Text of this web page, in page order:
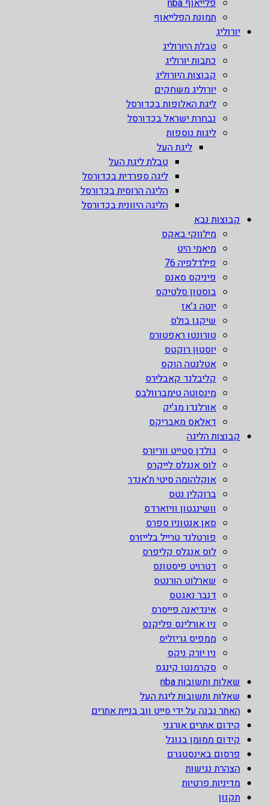
פלייאוף nba
תמונת הפלייאוף
יורוליג
טבלת היורוליג
כתבות יורוליג
קבוצות היורוליג
יורוליג משחקים
ליגת האלופות בכדורסל
נבחרת ישראל בכדורסל
ליגות נוספות
ליגת העל
טבלת ליגת העל
ליגה ספרדית בכדורסל
הליגה הרוסית בכדורסל
הליגה היוונית בכדורסל
קבוצות נבא
מילווקי באקס
מיאמי היט
פילדלפיה 76
פיניקס סאנס
בוסטון סלטיקס
יוטה ג’אז
שיקגו בולס
טורונטו ראפטורס
יוסטון רוקטס
אטלנטה הוקס
קליבלנד קאבלירס
מינסוטה טימברוולבס
אורלנדו מג'יק
דאלאס מאבריקס
קבוצות הליגה
גולדן סטייט ווריורס
לוס אנגלס לייקרס
אוקלהומה סיטי ת’אנדר
ברוקלין נטס
וושינגטון וויזארדס
סאן אנטוניו ספרס
פורטלנד טרייל בלייזרס
לוס אנגלס קליפרס
דטרויט פיסטונס
שארלוט הורנטס
דנבר נאגטס
אינדיאנה פייסרס
ניו אורלינס פליקנס
ממפיס גריזליס
ניו יורק ניקס
סקרמנטו קינגס
שאלות ותשובות nba
שאלות ותשובות ליגת העל
האתר נבנה על ידי סייט ווב בניית אתרים
קידום אתרים אורגני
קידום ממומן בגוגל
פרסום באינסטגרם
הצהרת נגישות
מדיניות פרטיות
תקנון